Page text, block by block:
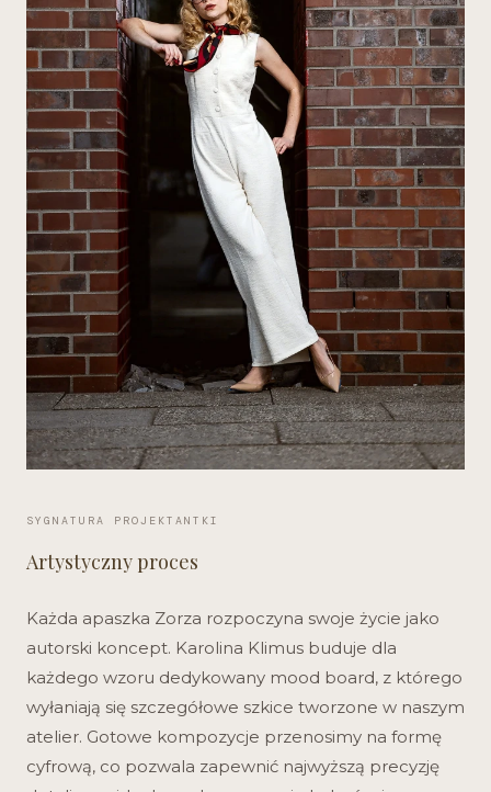
SYGNATURA PROJEKTANTKI
Artystyczny proces
Każda apaszka Zorza rozpoczyna swoje życie jako
autorski koncept. Karolina Klimus buduje dla
każdego wzoru dedykowany mood board, z którego
wyłaniają się szczegółowe szkice tworzone w naszym
atelier. Gotowe kompozycje przenosimy na formę
cyfrową, co pozwala zapewnić najwyższą precyzję